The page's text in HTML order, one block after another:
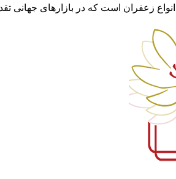
زعفران است که در بازارهای جهانی